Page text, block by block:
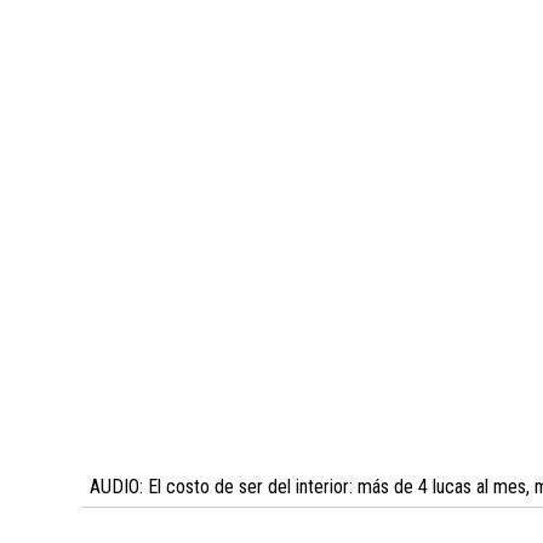
AUDIO: El costo de ser del interior: más de 4 lucas al mes,